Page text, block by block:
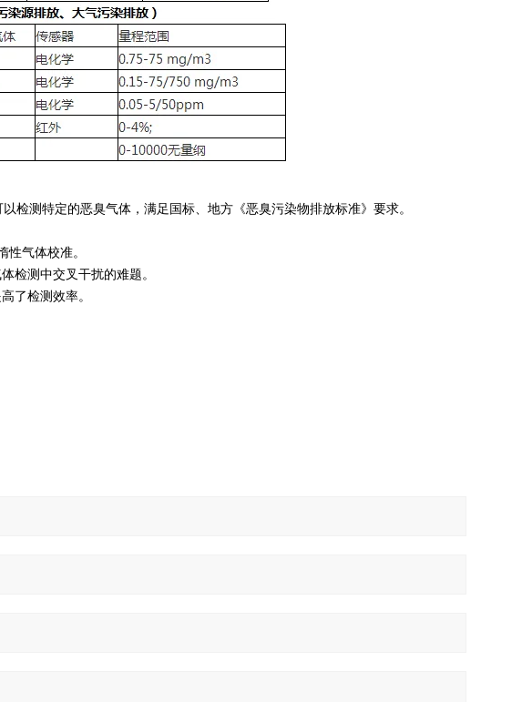
测特定的恶臭气体，满足国标、地方《恶臭污染物排放标准》要求。
气体校准。
检测中交叉干扰的难题。
了检测效率。